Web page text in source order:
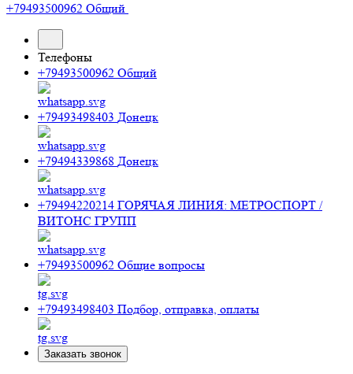
+79493500962 Общий
Телефоны
+79493500962 Общий
+79493498403 Донецк
+79494339868 Донецк
+79494220214 ГОРЯЧАЯ ЛИНИЯ: МЕТРОСПОРТ /
ВИТОНС ГРУПП
+79493500962 Общие вопросы
+79493498403 Подбор, отправка, оплаты
Заказать звонок